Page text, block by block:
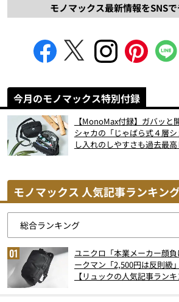
モノマックス最新情報をSNSで
今月のモノマックス特別付録
【MonoMax付録】ガバッと
シャカの「じゃばら式４層
し入れのしやすさも過去最高
モノマックス 人気記事ランキン
ユニクロ「本業メーカー顔
ークマン「2,500円は反則
【リュックの人気記事ラン